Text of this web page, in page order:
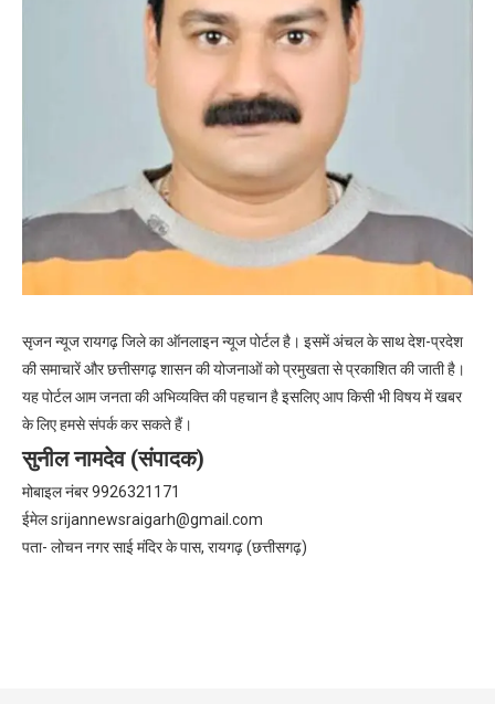
सृजन न्यूज रायगढ़ जिले का ऑनलाइन न्यूज पोर्टल है। इसमें अंचल के साथ देश-प्रदेश
की समाचारें और छत्तीसगढ़ शासन की योजनाओं को प्रमुखता से प्रकाशित की जाती है।
यह पोर्टल आम जनता की अभिव्यक्ति की पहचान है इसलिए आप किसी भी विषय में खबर
के लिए हमसे संपर्क कर सकते हैं।
सुनील नामदेव (संपादक)
मोबाइल नंबर 9926321171
ईमेलsrijannewsraigarh@gmail.com
पता- लोचन नगर साई मंदिर के पास, रायगढ़ (छत्तीसगढ़)